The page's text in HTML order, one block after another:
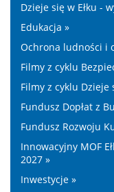
Dzieje się w Ełku -
Edukacja »
Ochrona ludności i
Filmy z cyklu
Filmy z cyklu Dzieje
Fundusz Dopłat z
Fundusz Rozwoju
Innowacyjny MOF
2027 »
Inwestycje »